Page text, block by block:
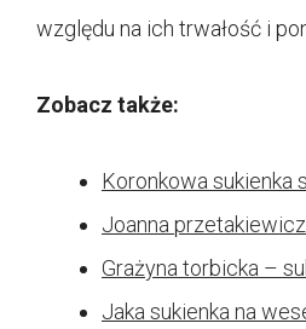
względu na ich trwałość i
Zobacz także:
Koronkowa sukienka
Joanna
Grażyna torbicka –
Jaka sukienka na